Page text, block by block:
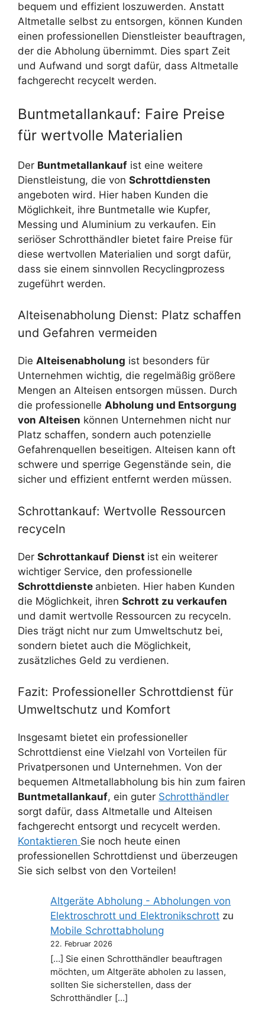
bequem und effizient loszuwerden. Anstatt
Altmetalle selbst zu entsorgen, können Kunden
einen professionellen Dienstleister beauftragen,
der die Abholung übernimmt. Dies spart Zeit
und Aufwand und sorgt dafür, dass Altmetalle
fachgerecht recycelt werden.
Buntmetallankauf: Faire Preise
für wertvolle Materialien
Der Buntmetallankauf ist eine weitere
Dienstleistung, die von Schrottdiensten
angeboten wird. Hier haben Kunden die
Möglichkeit, ihre Buntmetalle wie Kupfer,
Messing und Aluminium zu verkaufen. Ein
seriöser Schrotthändler bietet faire Preise für
diese wertvollen Materialien und sorgt dafür,
dass sie einem sinnvollen Recyclingprozess
zugeführt werden.
Alteisenabholung Dienst: Platz schaffen
und Gefahren vermeiden
Die Alteisenabholung ist besonders für
Unternehmen wichtig, die regelmäßig größere
Mengen an Alteisen entsorgen müssen. Durch
die professionelle Abholung und Entsorgung
von Alteisen können Unternehmen nicht nur
Platz schaffen, sondern auch potenzielle
Gefahrenquellen beseitigen. Alteisen kann oft
schwere und sperrige Gegenstände sein, die
sicher und effizient entfernt werden müssen.
Schrottankauf: Wertvolle Ressourcen
recyceln
Der Schrottankauf Dienst ist ein weiterer
wichtiger Service, den professionelle
Schrottdienste anbieten. Hier haben Kunden
die Möglichkeit, ihren Schrott zu verkaufen
und damit wertvolle Ressourcen zu recyceln.
Dies trägt nicht nur zum Umweltschutz bei,
sondern bietet auch die Möglichkeit,
zusätzliches Geld zu verdienen.
Fazit: Professioneller Schrottdienst für
Umweltschutz und Komfort
Insgesamt bietet ein professioneller
Schrottdienst eine Vielzahl von Vorteilen für
Privatpersonen und Unternehmen. Von der
bequemen Altmetallabholung bis hin zum fairen
Buntmetallankauf, ein guter Schrotthändler
sorgt dafür, dass Altmetalle und Alteisen
fachgerecht entsorgt und recycelt werden.
Kontaktieren Sie noch heute einen
professionellen Schrottdienst und überzeugen
Sie sich selbst von den Vorteilen!
Altgeräte Abholung - Abholungen von
Elektroschrott und Elektronikschrott zu
Mobile Schrottabholung
22. Februar 2026
[…] Sie einen Schrotthändler beauftragen
möchten, um Altgeräte abholen zu lassen,
sollten Sie sicherstellen, dass der
Schrotthändler […]